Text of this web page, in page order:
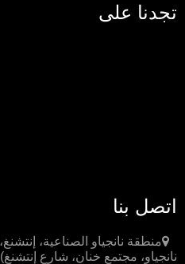
تجدنا على
اتصل بنا
نانجياو، مجتمع خنان، شارع إنتشنغ)